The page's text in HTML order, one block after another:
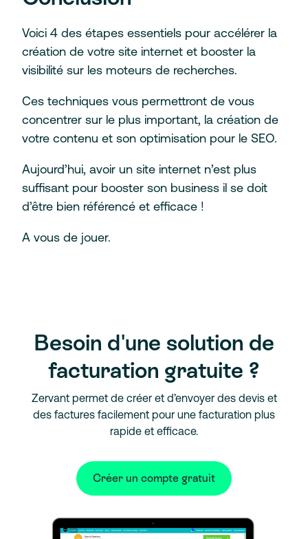
Voici 4 des étapes essentiels pour accélérer la
création de votre site internet et booster la
visibilité sur les moteurs de recherches.
Ces techniques vous permettront de vous
concentrer sur le plus important, la création de
votre contenu et son optimisation pour le SEO.
Aujourd’hui, avoir un site internet n’est plus
suffisant pour booster son business il se doit
d’être bien référencé et efficace !
A vous de jouer.
Besoin d'une solution de
facturation gratuite ?
Zervant permet de créer et d’envoyer des devis et
des factures facilement pour une facturation plus
rapide et efficace.
Créer un compte gratuit